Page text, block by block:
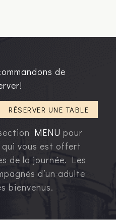
de
RÉSERVER UNE TABLE
MENU pour
vous est offert
de la journée. Les
d’un adulte
bienvenus.